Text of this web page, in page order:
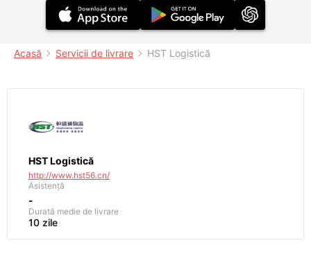
Acasă Servicii de livrare HST Logistică
HST Logistică
http://www.hst56.cn/
Asistență
-
Durată medie de livrare
10 zile